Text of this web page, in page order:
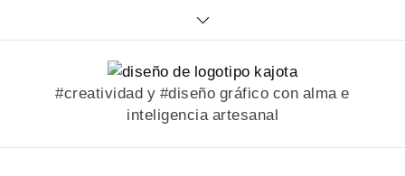
#creatividad y #diseño gráfico con alma e
inteligencia artesanal